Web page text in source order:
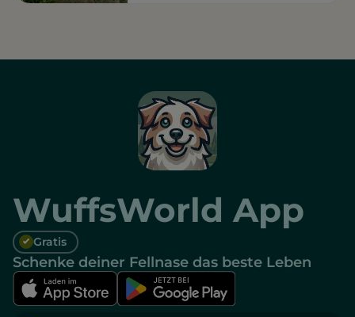
WuffsWorld App
Gratis
Schenke deiner Fellnase das beste Leben